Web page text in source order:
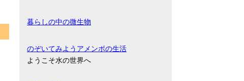
暮らしの中の微生物
のぞいてみようアメンボの生活
ようこそ水の世界へ